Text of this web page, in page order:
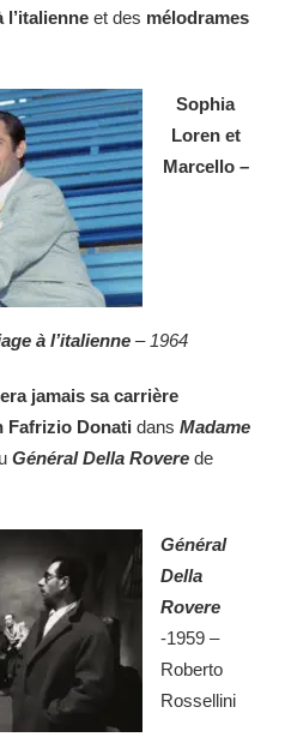
l’italienne et des mélodrames
Sophia
Loren et
Marcello–
à l’italienne – 1964
jamais sa carrière
Fafrizio Donati dans Madame
Général Della Rovere de
Général
Della
Rovere
-1959 –
Roberto
Rossellini